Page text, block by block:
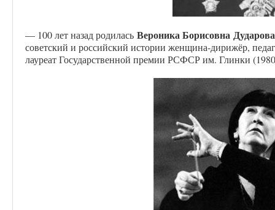
— 100 лет назад родилась Вероника Борисовна Дударова
советский и российский истории женщина-дирижёр,
лауреат Государственной премии РСФСР им. Глинки